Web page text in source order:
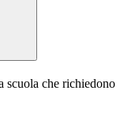
scuola che richiedono